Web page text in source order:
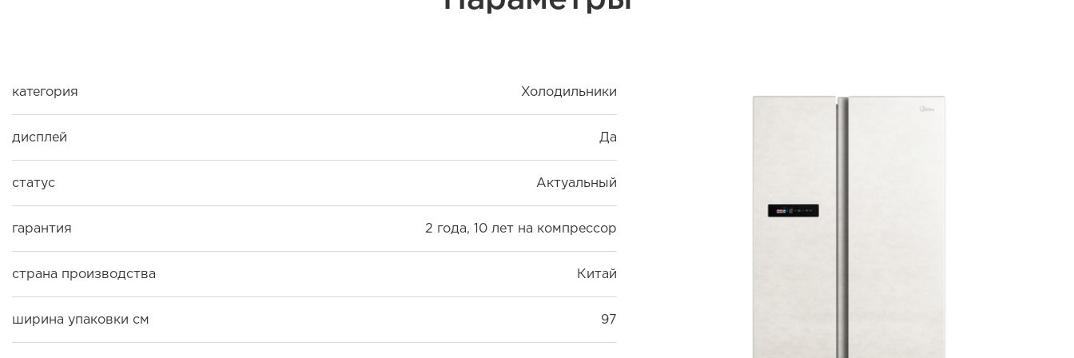
категория Холодильники
дисплей Да
статус Актуальный
гарантия 2 года, 10 лет на компрессор
страна производства Китай
ширина упаковки см 97